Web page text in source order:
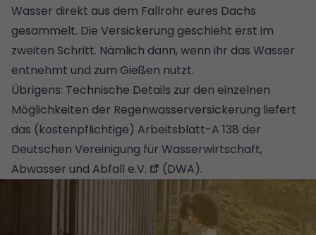
Wasser direkt aus dem Fallrohr eures Dachs
gesammelt. Die Versickerung geschieht erst im
zweiten Schritt. Nämlich dann, wenn ihr das Wasser
entnehmt und zum Gießen nutzt.
Übrigens: Technische Details zur den einzelnen
Möglichkeiten der Regenwasserversickerung liefert
das (kostenpflichtige) Arbeitsblatt-A 138 der
Deutschen Vereinigung für Wasserwirtschaft,
Abwasser und Abfall e.V.
(DWA).